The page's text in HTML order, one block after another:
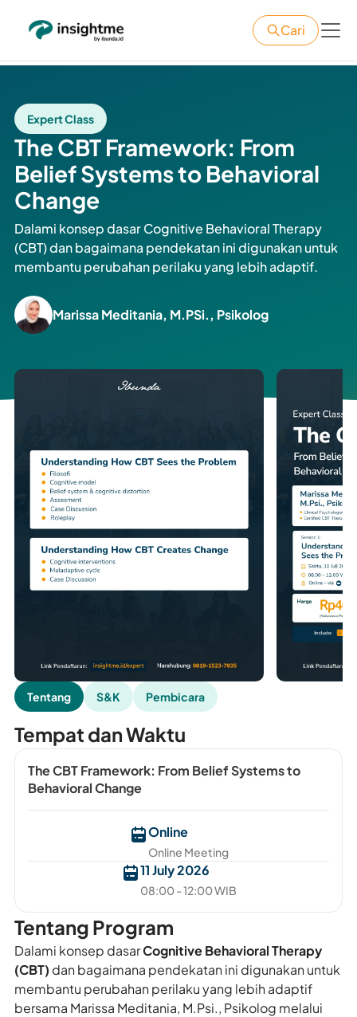
Cari
Expert Class
The CBT Framework: From
Belief Systems to Behavioral
Change
Dalami konsep dasar Cognitive Behavioral Therapy
(CBT) dan bagaimana pendekatan ini digunakan untuk
membantu perubahan perilaku yang lebih adaptif.
Marissa Meditania, M.PSi., Psikolog
Tentang S&K Pembicara
Tempat dan Waktu
The CBT Framework: From Belief Systems to
Behavioral Change
Online
Online Meeting
11 July 2026
08:00 - 12:00 WIB
Tentang Program
Dalami konsep dasarCognitive Behavioral Therapy
(CBT) dan bagaimana pendekatan ini digunakan untuk
membantu perubahan perilaku yang lebih adaptif
bersama Marissa Meditania, M.Psi., Psikolog melalui